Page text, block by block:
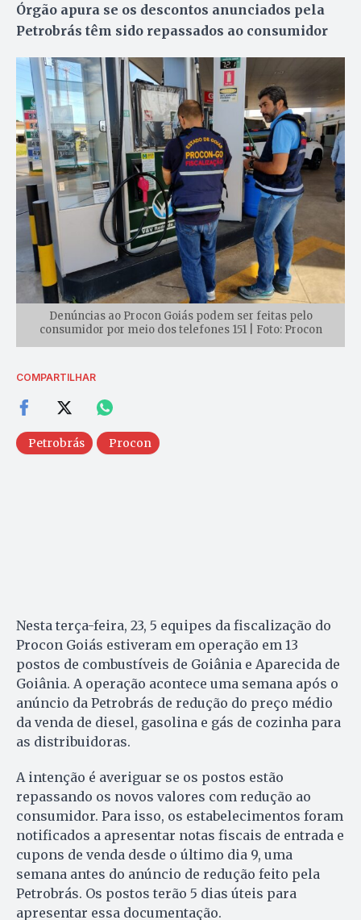
Órgão apura se os descontos anunciados pela
Petrobrás têm sido repassados ao consumidor
Denúncias ao Procon Goiás podem ser feitas pelo
consumidor por meio dos telefones 151 | Foto: Procon
COMPARTILHAR
Petrobrás Procon
Nesta terça-feira, 23, 5 equipes da fiscalização do
Procon Goiás estiveram em operação em 13
postos de combustíveis de Goiânia e Aparecida de
Goiânia. A operação acontece uma semana após o
anúncio da Petrobrás de redução do preço médio
da venda de diesel, gasolina e gás de cozinha para
as distribuidoras.
A intenção é averiguar se os postos estão
repassando os novos valores com redução ao
consumidor. Para isso, os estabelecimentos foram
notificados a apresentar notas fiscais de entrada e
cupons de venda desde o último dia 9, uma
semana antes do anúncio de redução feito pela
Petrobrás. Os postos terão 5 dias úteis para
apresentar essa documentação.